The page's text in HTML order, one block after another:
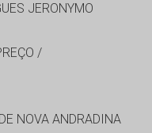
JERONYMO
/
NOVA ANDRADINA